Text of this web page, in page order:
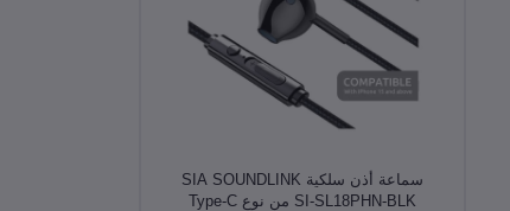
الإضافة إلى سلة التسوق
سماعة أذن سلكية SIA SOUNDLINK
SI-SL18PHN-BLK من نوع Type-C